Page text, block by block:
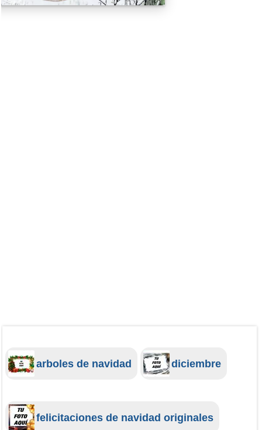
arboles de navidad diciembre
felicitaciones de navidad originales